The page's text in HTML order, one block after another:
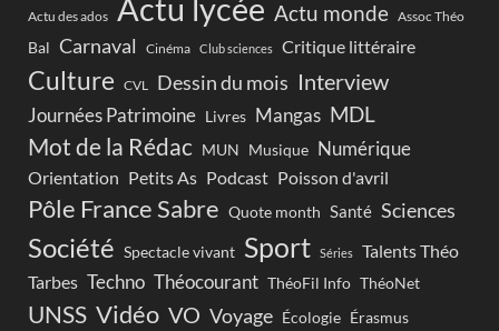
Actu des ados Actu lycée Actu monde Assoc Théo
Bal Carnaval Cinéma Club sciences Critique littéraire
Culture CVL Dessin du mois Interview
Journées Patrimoine Livres Mangas MDL
Mot de la Rédac MUN Musique Numérique
Orientation Petits As Podcast Poisson d'avril
Pôle France Sabre Quote month Santé Sciences
Société Spectacle vivant Sport Séries
Talents Théo
Tarbes Techno Théocourant ThéoFil Info ThéoNet
UNSS Vidéo VO Voyage Écologie Érasmus